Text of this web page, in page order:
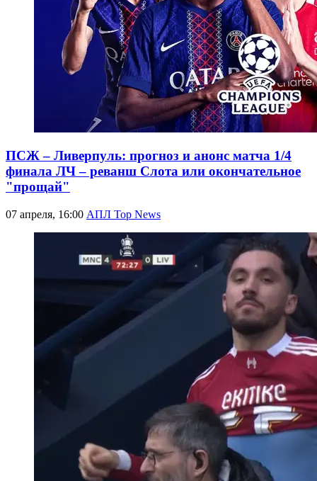
ПСЖ – Ливерпуль: прогноз и анонс матча 1/4
финала ЛЧ – реванш Слота или окончательное
"прощай"
07 апреля, 16:00 АПЛ Top News